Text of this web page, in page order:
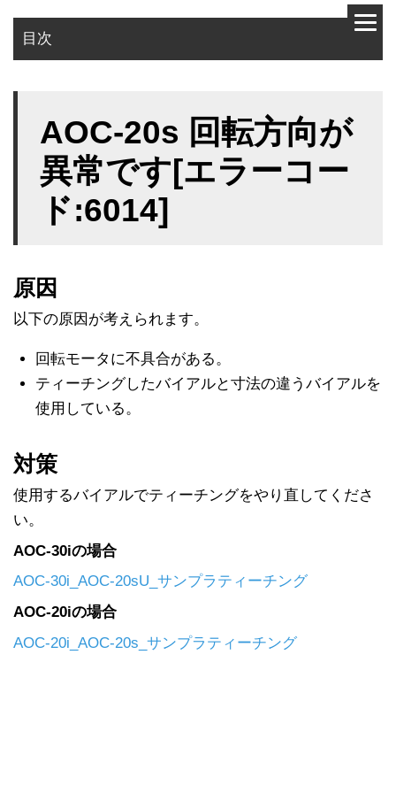
目次
対策
AOC-20s 回転方向が
異常です[エラーコー
ド:6014]
原因
以下の原因が考えられます。
回転モータに不具合がある。
ティーチングしたバイアルと寸法の違うバイアルを
使用している。
対策
使用するバイアルでティーチングをやり直してくださ
い。
AOC-30iの場合
AOC-30i_AOC-20sU_サンプラティーチング
AOC-20iの場合
AOC-20i_AOC-20s_サンプラティーチング